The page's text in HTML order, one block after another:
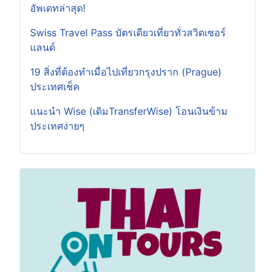
อัพเดทล่าสุด!
Swiss Travel Pass บัตรเดียวเที่ยวทั่วสวิตเซอร์
แลนด์
19 สิ่งที่ต้องทำเมื่อไปเที่ยวกรุงปราก (Prague)
ประเทศเช็ค
แนะนำ Wise (เดิมTransferWise) โอนเงินข้าม
ประเทศง่ายๆ